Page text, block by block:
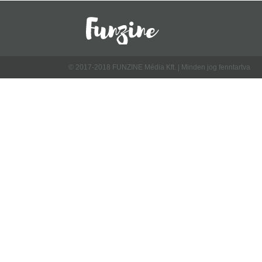
© 2017-2018 FUNZINE Média Kft. | Minden jog fenntartva